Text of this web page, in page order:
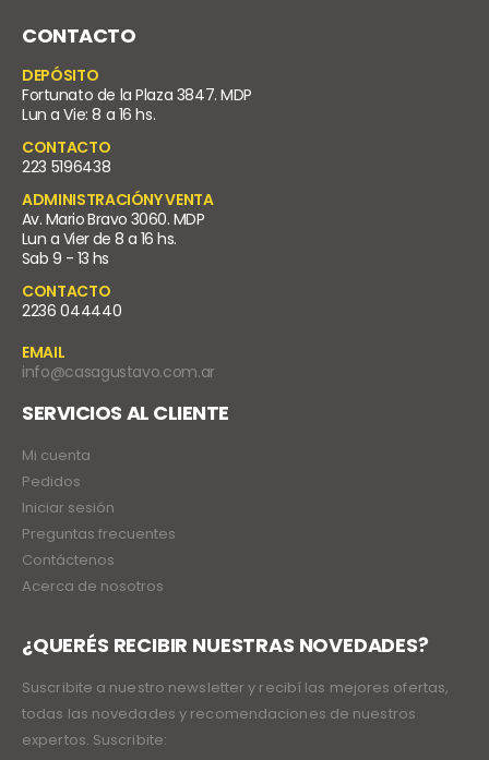
CONTACTO
DEPÓSITO
Fortunato de la Plaza 3847. MDP
Lun a Vie: 8 a 16 hs.
CONTACTO
223 5196438
ADMINISTRACIÓNY VENTA
Av. Mario Bravo 3060. MDP
Lun a Vier de 8 a 16 hs.
Sab 9 - 13 hs
CONTACTO
2236 044440
EMAIL
info@casagustavo.com.ar
SERVICIOS AL CLIENTE
Mi cuenta
Pedidos
Iniciar sesión
Preguntas frecuentes
Contáctenos
Acerca de nosotros
¿QUERÉS RECIBIR NUESTRAS NOVEDADES?
Suscribite a nuestro newsletter y recibí las mejores ofertas,
todas las novedades y recomendaciones de nuestros
expertos. Suscribite: